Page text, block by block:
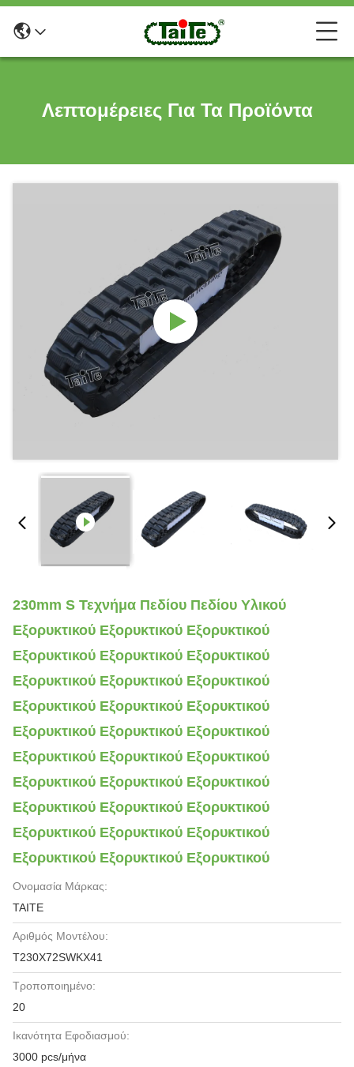
Λεπτομέρειες Για Τα Προϊόντα
230mm S Τεχνήμα Πεδίου Πεδίου Υλικού
Εξορυκτικού Εξορυκτικού Εξορυκτικού
Εξορυκτικού Εξορυκτικού Εξορυκτικού
Εξορυκτικού Εξορυκτικού Εξορυκτικού
Εξορυκτικού Εξορυκτικού Εξορυκτικού
Εξορυκτικού Εξορυκτικού Εξορυκτικού
Εξορυκτικού Εξορυκτικού Εξορυκτικού
Εξορυκτικού Εξορυκτικού Εξορυκτικού
Εξορυκτικού Εξορυκτικού Εξορυκτικού
Εξορυκτικού Εξορυκτικού Εξορυκτικού
Εξορυκτικού Εξορυκτικού Εξορυκτικού
Ονομασία Μάρκας:
TAITE
Αριθμός Μοντέλου:
T230X72SWKX41
Τροποποιημένο:
20
Ικανότητα Εφοδιασμού:
3000 pcs/μήνα